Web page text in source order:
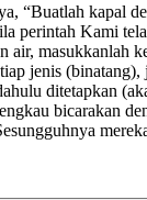
“Buatlah kapal
perintah Kami
air, masukkanlah
jenis
ditetapkan
bicarakan